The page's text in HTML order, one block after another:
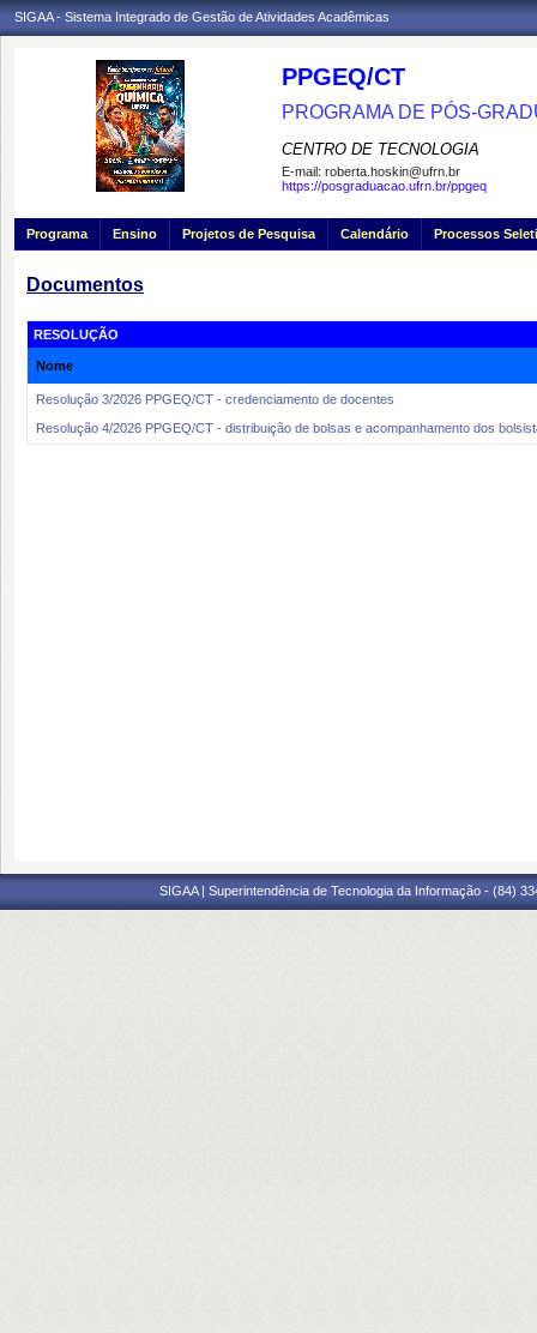
SIGAA - Sistema Integrado de Gestão de Atividades Acadêmicas
PPGEQ/CT
PROGRAMA DE PÓS-
CENTRO DE TECNOLOGIA
E-mail: roberta.hoskin@ufrn.br
https://posgraduacao.ufrn.br/ppgeq
Programa Ensino Projetos de Pesquisa Calendário Processos
Documentos
RESOLUÇÃO
Nome
Resolução 3/2026 PPGEQ/CT - credenciamento de docentes
Resolução 4/2026 PPGEQ/CT - distribuição de bolsas e acompanhamento dos
SIGAA | Superintendência de Tecnologia da Informação - (84)